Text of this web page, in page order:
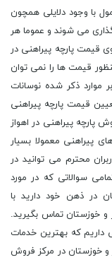
با وجود دلایلی همچون
می شوند و عموما هر
قیمت پارچه پیراهنی در
قیمت ها را نمی توان
موارد ذکر شده نوسانات
قیمت پارچه پیراهنی
پارچه پیراهنی در اهواز
پیراهنی معمولا بسیار
محترم می توانید در
سوالاتی که در مورد
در ذهن خود دارید با
و خوزستان تماس بگیرید.
داریم که بهترین خدمات
و خوزستان در مرکز فروش